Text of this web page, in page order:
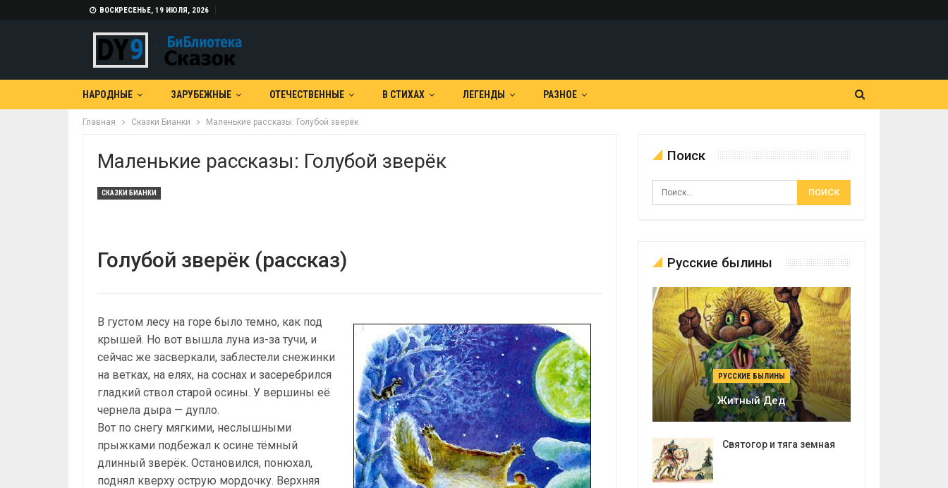
ВОСКРЕСЕНЬЕ, 19 ИЮЛЯ, 2026
НАРОДНЫЕ ЗАРУБЕЖНЫЕ ОТЕЧЕСТВЕННЫЕ В СТИХАХ ЛЕГЕНДЫ РАЗНОЕ
Главная Сказки Бианки Маленькие рассказы: Голубой зверёк
Маленькие рассказы: Голубой зверёк
СКАЗКИ БИАНКИ
Голубой зверёк (рассказ)
В густом лесу на горе было темно, как под
крышей. Но вот вышла луна из-за тучи, и
сейчас же засверкали, заблестели снежинки
на ветках, на елях, на соснах и засеребрился
гладкий ствол старой осины. У вершины её
чернела дыра — дупло.
Вот по снегу мягкими, неслышными
прыжками подбежал к осине тёмный
длинный зверёк. Остановился, понюхал,
поднял кверху острую мордочку. Верхняя
Поиск
Русские былины
РУССКИЕ БЫЛИНЫ
Житный Дед
Святогор и тяга земная